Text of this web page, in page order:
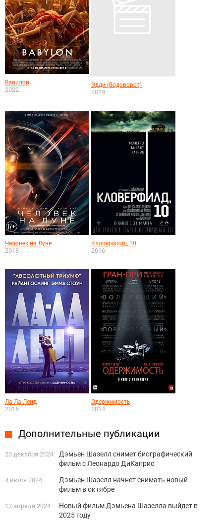
Вавилон
2022
Эдди (Водоворот)
2019
Человек на Луне
2018
Кловерфилд, 10
2016
Ла-Ла Ленд
2016
Одержимость
2014
Дополнительные публикации
20 декабря 2024
Дэмьен Шазелл снимет биографический
фильм с Леонардо ДиКаприо
4 июля 2024
Дэмьен Шазелл начнет снимать новый
фильм в октябре
12 апреля 2024
Новый фильм Дэмьена Шазелла выйдет в
2025 году